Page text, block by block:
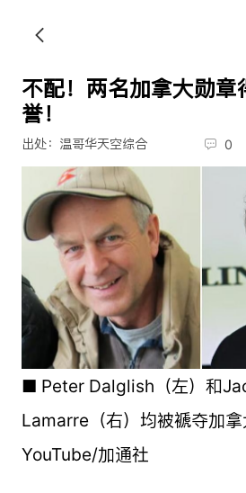
不配！两名加拿大勋章
誉！
出处：温哥华天空综合 0
■ Peter Dalglish（左）和
Lamarre（右）均被褫夺加拿
YouTube/加通社